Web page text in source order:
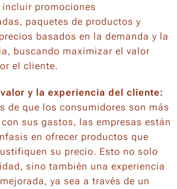
incluir promociones
paquetes de productos y
basados en la demanda y la
buscando maximizar el valor
el cliente.
y la experiencia del cliente:
de que los consumidores son más
sus gastos, las empresas están
en ofrecer productos que
su precio. Esto no solo
sino también una experiencia
ya sea a través de un